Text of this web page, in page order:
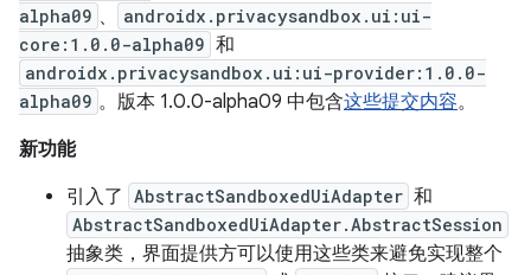
alpha09 、
androidx.privacysandbox.ui:ui-
core:1.0.0-alpha09 和
androidx.privacysandbox.ui:ui-provider:1.0.0-
alpha09 。版本 1.0.0-alpha09 中包含这些提交内容。
新功能
引入了 AbstractSandboxedUiAdapter 和
AbstractSandboxedUiAdapter.AbstractSession
抽象类，界面提供方可以使用这些类来避免实现整个